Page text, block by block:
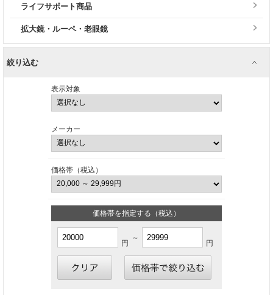
ライフサポート商品
拡大鏡・ルーペ・老眼鏡
絞り込む
表示対象
メーカー
価格帯（税込）
価格帯を指定する（税込）
円
～
円